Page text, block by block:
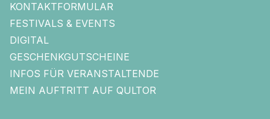
KONTAKTFORMULAR
FESTIVALS & EVENTS
DIGITAL
GESCHENKGUTSCHEINE
INFOS FÜR VERANSTALTENDE
MEIN AUFTRITT AUF QULTOR